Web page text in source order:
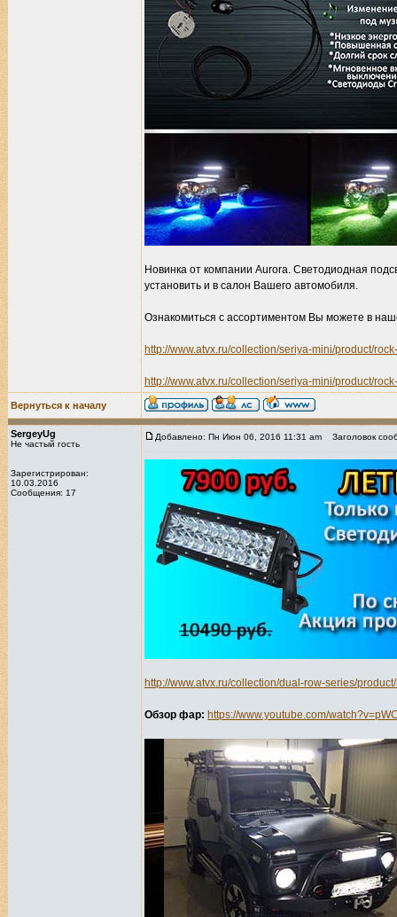
Новинка от компании Aurora. Светодиодная
установить и в салон Вашего автомобиля.
Ознакомиться с ассортиментом Вы можете в
http://www.atvx.ru/collection/seriya-mini/product/
http://www.atvx.ru/collection/seriya-mini/product/
Вернуться к началу
SergeyUg
Не частый гость
Зарегистрирован:
10.03.2016
Сообщения: 17
Добавлено: Пн Июн 06, 2016 11:31 am Заголовок
http://www.atvx.ru/collection/dual-row-series/
Обзор фар: https://www.youtube.com/